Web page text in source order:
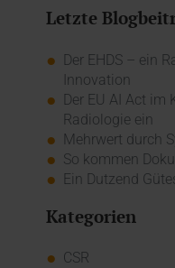
Letzte
Der EHDS – ein
Innovation
Der EU AI Act im
Radiologie ein
Mehrwert durch
So kommen
Ein Dutzend
Kategorien
CSR